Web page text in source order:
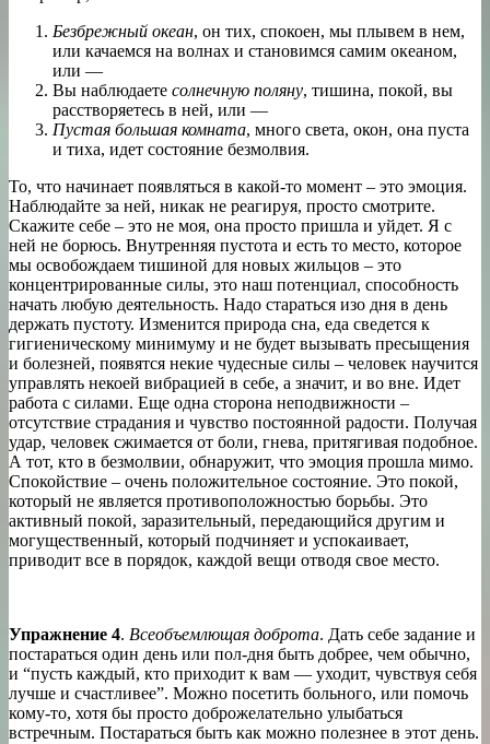
Безбрежный океан, он тих, спокоен, мы плывем в нем,
или качаемся на волнах и становимся самим океаном,
или —
Вы наблюдаете солнечную поляну, тишина, покой, вы
расстворяетесь в ней, или —
Пустая большая комната, много света, окон, она пуста
и тиха, идет состояние безмолвия.
То, что начинает появляться в какой-то момент – это эмоция.
Наблюдайте за ней, никак не реагируя, просто смотрите.
Скажите себе – это не моя, она просто пришла и уйдет. Я с
ней не борюсь. Внутренняя пустота и есть то место, которое
мы освобождаем тишиной для новых жильцов – это
концентрированные силы, это наш потенциал, способность
начать любую деятельность. Надо стараться изо дня в день
держать пустоту. Изменится природа сна, еда сведется к
гигиеническому минимуму и не будет вызывать пресыщения
и болезней, появятся некие чудесные силы – человек научится
управлять некоей вибрацией в себе, а значит, и во вне. Идет
работа с силами. Еще одна сторона неподвижности –
отсутствие страдания и чувство постоянной радости. Получая
удар, человек сжимается от боли, гнева, притягивая подобное.
А тот, кто в безмолвии, обнаружит, что эмоция прошла мимо.
Спокойствие – очень положительное состояние. Это покой,
который не является противоположностью борьбы. Это
активный покой, заразительный, передающийся другим и
могущественный, который подчиняет и успокаивает,
приводит все в порядок, каждой вещи отводя свое место.
Упражнение 4. Всеобъемлющая доброта. Дать себе задание и
постараться один день или пол-дня быть добрее, чем обычно,
и “пусть каждый, кто приходит к вам — уходит, чувствуя себя
лучше и счастливее”. Можно посетить больного, или помочь
кому-то, хотя бы просто доброжелательно улыбаться
встречным. Постараться быть как можно полезнее в этот день.